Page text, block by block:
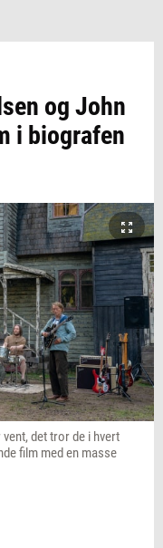
og John
i biografen
det tror de i hvert
film med en masse